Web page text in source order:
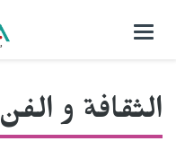
التحكم
الثقافة و الفن